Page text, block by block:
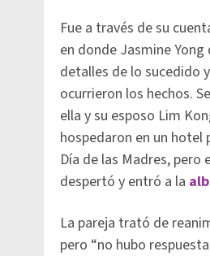
Fue a través de su
en donde Jasmine Yong
detalles de lo sucedido
ocurrieron los hechos.
ella y su esposo Lim
hospedaron en un hotel
Día de las Madres, pero
despertó y entró a la
La pareja trató de
pero “no hubo